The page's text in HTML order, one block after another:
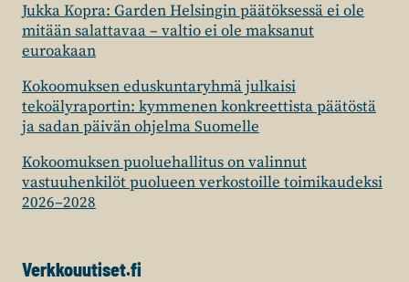
Jukka Kopra: Garden Helsingin päätöksessä ei ole
mitään salattavaa – valtio ei ole maksanut
euroakaan
Kokoomuksen eduskuntaryhmä julkaisi
tekoälyraportin: kymmenen konkreettista päätöstä
ja sadan päivän ohjelma Suomelle
Kokoomuksen puoluehallitus on valinnut
vastuuhenkilöt puolueen verkostoille toimikaudeksi
2026–2028
Verkkouutiset.fi